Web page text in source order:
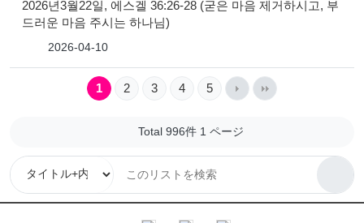
2026년3월22일, 에스겔 36:26-28 (굳은 마음 제거하시고, 부
드러운 마음 주시는 하나님)
2026-04-10
1 2 3 4 5
Total 996件1 ページ